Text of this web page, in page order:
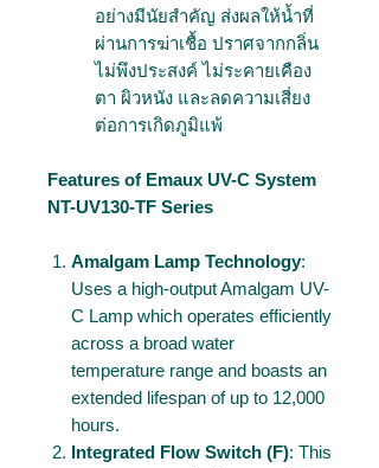
อย่างมีนัยสำคัญ ส่งผลให้น้ำที่
ผ่านการฆ่าเชื้อ ปราศจากกลิ่น
ไม่พึงประสงค์ ไม่ระคายเคือง
ตา ผิวหนัง และลดความเสี่ยง
ต่อการเกิดภูมิแพ้
Features of Emaux UV-C System
NT-UV130-TF Series
Amalgam Lamp Technology:
Uses a high-output Amalgam UV-
C Lamp which operates efficiently
across a broad water
temperature range and boasts an
extended lifespan of up to 12,000
hours.
Integrated Flow Switch (F): This